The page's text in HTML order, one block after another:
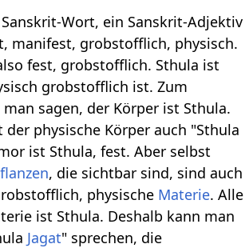
Wort, ein Sanskrit-Adjektiv
manifest, grobstofflich, physisch.
fest, grobstofflich. Sthula ist
grobstofflich ist. Zum
sagen, der Körper ist Sthula.
der physische Körper auch "Sthula
ist Sthula, fest. Aber selbst
, die sichtbar sind, sind auch
physische Materie. Alle
ist Sthula. Deshalb kann man
Jagat" sprechen, die